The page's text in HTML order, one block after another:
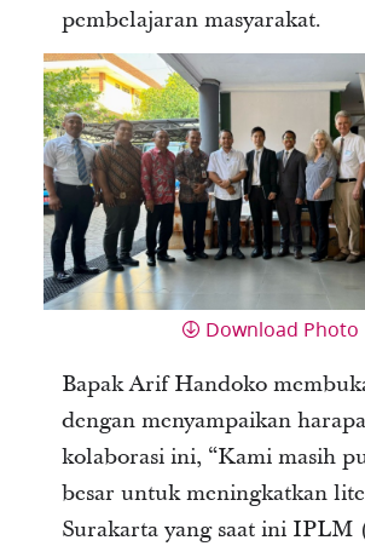
pembelajaran masyarakat.
Download Photo
Bapak Arif Handoko
dengan menyampaikan
kolaborasi ini, “Kami masih
besar untuk meningkatkan
Surakarta yang saat ini IPLM